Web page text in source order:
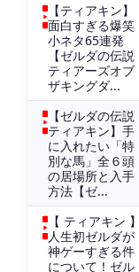
【ティアキン】
面白すぎる爆笑
小ネタ65連発
【ゼルダの伝説
ティアーズオブ
ザキングダ...
【ゼルダの伝説
ティアキン】手
に入れたい「特
別な馬」全６頭
の居場所と入手
方法【ゼ...
【 ティアキン 】
人生初ゼルダが
神ゲーすぎる件
について！ゼル